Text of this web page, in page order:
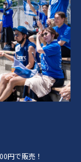
円で販売！